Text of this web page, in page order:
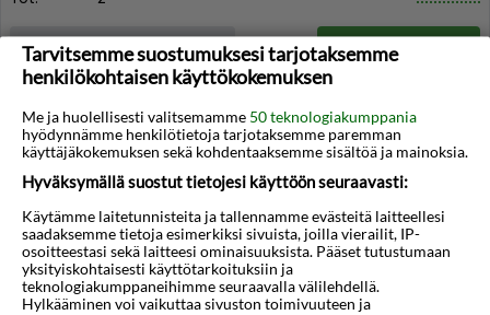
Huoneen tyyppi ja lento Valitse matka
Tarvitsemme suostumuksesi tarjotaksemme
henkilökohtaisen käyttökokemuksen
Me ja huolellisesti valitsemamme 50 teknologiakumppania
hyödynnämme henkilötietoja tarjotaksemme paremman
käyttäjäkokemuksen sekä kohdentaaksemme sisältöä ja mainoksia.
Hyväksymällä suostut tietojesi käyttöön seuraavasti:
Käytämme laitetunnisteita ja tallennamme evästeitä laitteellesi
saadaksemme tietoja esimerkiksi sivuista, joilla vierailit, IP-
osoitteestasi sekä laitteesi ominaisuuksista. Pääset tutustumaan
yksityiskohtaisesti käyttötarkoituksiin ja
teknologiakumppaneihimme seuraavalla välilehdellä.
Hylkääminen voi vaikuttaa sivuston toimivuuteen ja